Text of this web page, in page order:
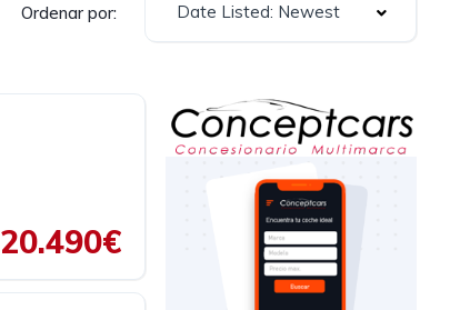
Ordenar por: Date Listed: Newest
20.490€